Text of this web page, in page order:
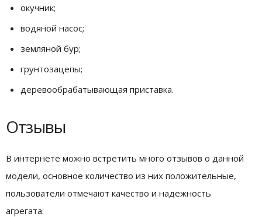
окучник;
водяной насос;
земляной бур;
грунтозацепы;
деревообрабатывающая приставка.
Отзывы
В интернете можно встретить много отзывов о данной
модели, основное количество из них положительные,
пользователи отмечают качество и надежность
агрегата: